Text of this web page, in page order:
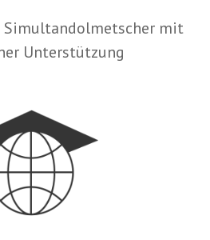
Simultandolmetscher mit
Unterstützung